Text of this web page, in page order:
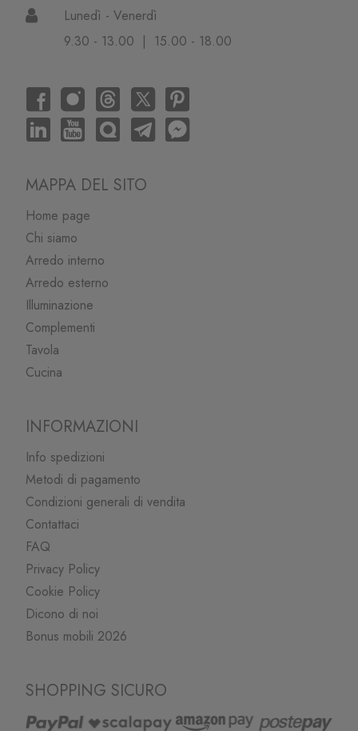
Lunedì - Venerdì
9.30 - 13.00 | 15.00 - 18.00
MAPPA DEL SITO
Home page
Chi siamo
Arredo interno
Arredo esterno
Illuminazione
Complementi
Tavola
Cucina
INFORMAZIONI
Info spedizioni
Metodi di pagamento
Condizioni generali di vendita
Contattaci
FAQ
Privacy Policy
Cookie Policy
Dicono di noi
Bonus mobili 2026
SHOPPING SICURO